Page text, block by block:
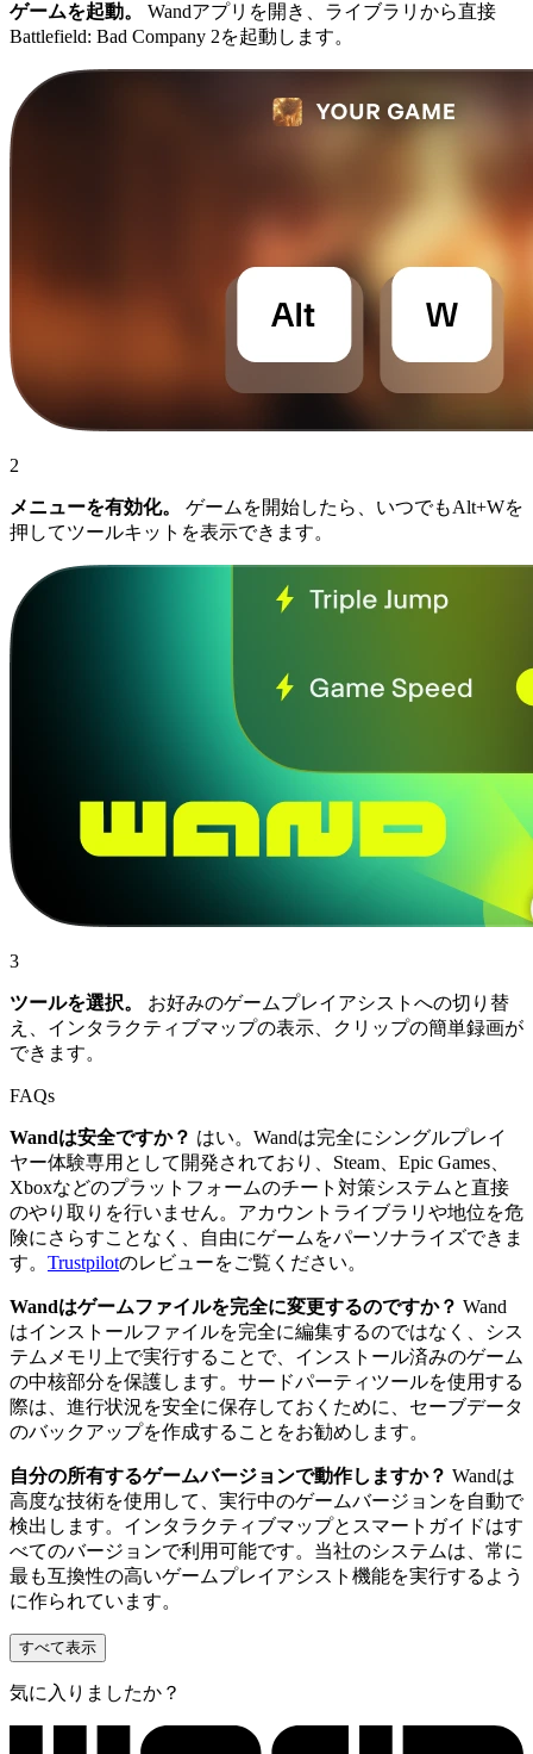
ゲームを起動。
Wandアプリを開き、ライブラリから直接
Battlefield: Bad Company 2を起動します。
2
メニューを有効化。
ゲームを開始したら、いつでもAlt+Wを
押してツールキットを表示できます。
3
ツールを選択。
お好みのゲームプレイアシストへの切り替
え、インタラクティブマップの表示、クリップの簡単録画が
できます。
FAQs
Wandは安全ですか？ はい。Wandは完全にシングルプレイ
ヤー体験専用として開発されており、Steam、Epic Games、
Xboxなどのプラットフォームのチート対策システムと直接
のやり取りを行いません。アカウントライブラリや地位を危
険にさらすことなく、自由にゲームをパーソナライズできま
す。 Trustpilotのレビューをご覧ください。
Wandはゲームファイルを完全に変更するのですか？ Wand
はインストールファイルを完全に編集するのではなく、シス
テムメモリ上で実行することで、インストール済みのゲーム
の中核部分を保護します。サードパーティツールを使用する
際は、進行状況を安全に保存しておくために、セーブデータ
のバックアップを作成することをお勧めします。
自分の所有するゲームバージョンで動作しますか？ Wandは
高度な技術を使用して、実行中のゲームバージョンを自動で
検出します。インタラクティブマップとスマートガイドはす
べてのバージョンで利用可能です。当社のシステムは、常に
最も互換性の高いゲームプレイアシスト機能を実行するよう
に作られています。
すべて表示
気に入りましたか？